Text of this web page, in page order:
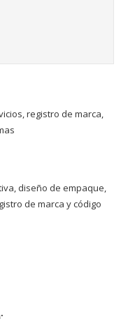
registro de marca,
diseño de empaque,
de marca y código